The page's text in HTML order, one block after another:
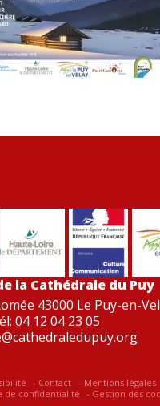
la Cathédrale du Puy
43000 Le Puy-en-
04 12 04 23 05
Contact Mentions légales
de confidentialité Gestion des